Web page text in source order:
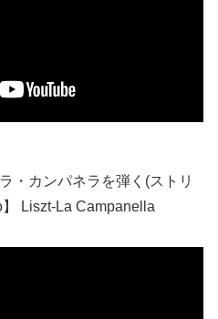
・カンパネラを弾く(ストリ
Liszt-La Campanella